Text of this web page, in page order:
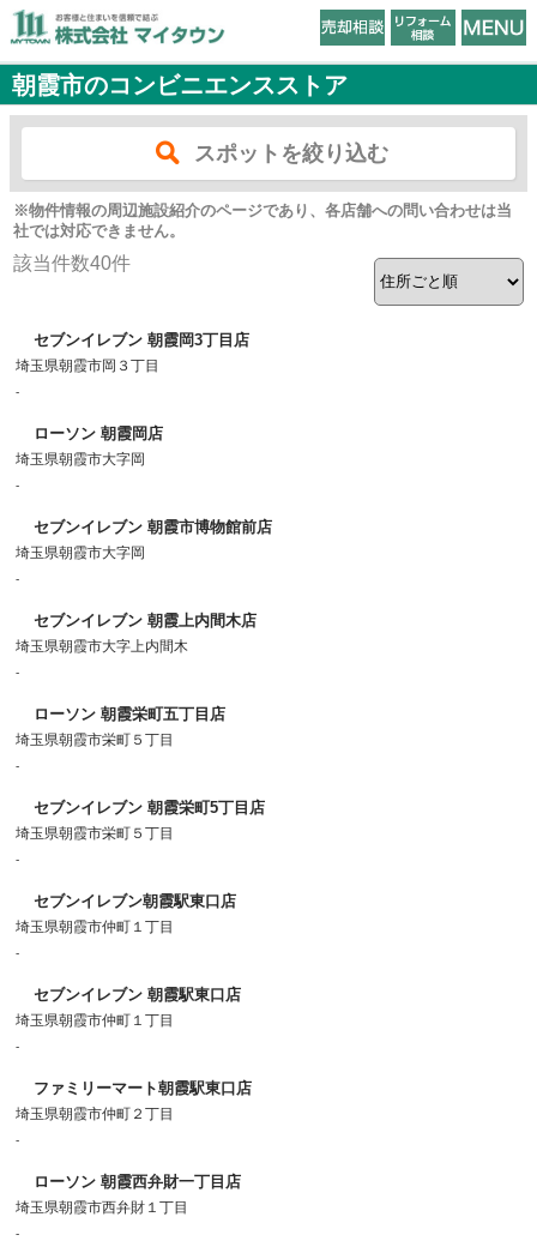
朝霞市のコンビニエンスストア
スポットを絞り込む
※物件情報の周辺施設紹介のページであり、各店舗への問い合わせは当
社では対応できません。
該当件数40件
セブンイレブン 朝霞岡3丁目店
埼玉県朝霞市岡３丁目
-
ローソン 朝霞岡店
埼玉県朝霞市大字岡
-
セブンイレブン 朝霞市博物館前店
埼玉県朝霞市大字岡
-
セブンイレブン 朝霞上内間木店
埼玉県朝霞市大字上内間木
-
ローソン 朝霞栄町五丁目店
埼玉県朝霞市栄町５丁目
-
セブンイレブン 朝霞栄町5丁目店
埼玉県朝霞市栄町５丁目
-
セブンイレブン朝霞駅東口店
埼玉県朝霞市仲町１丁目
-
セブンイレブン 朝霞駅東口店
埼玉県朝霞市仲町１丁目
-
ファミリーマート朝霞駅東口店
埼玉県朝霞市仲町２丁目
-
ローソン 朝霞西弁財一丁目店
埼玉県朝霞市西弁財１丁目
-